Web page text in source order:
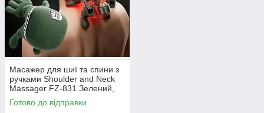
Масажер для шиї та спини з
ручками Shoulder and Neck
Massager FZ-831 Зелений,
електричний масажер для
всього тіла
Готово до відправки